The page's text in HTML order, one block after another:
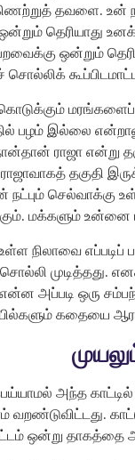
தவளை. உன்
தெரியாது
ஒன்றும்
பழம் இல்லை
ராஜா
ராஜாவாகத் தகுதி
நட்பும்
மக்களும் உன்னை
நிலாவை
சொல்லி
என்ன அப்படி
கதையை
அந்த
வறண்டுவிட்டது.
ஒன்று